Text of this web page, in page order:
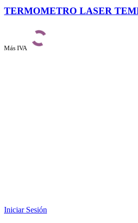
TERMOMETRO LASER
Más IVA
Iniciar Sesión